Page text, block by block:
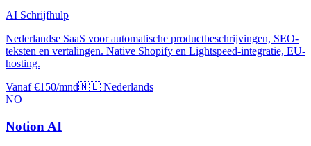
AI Schrijfhulp
Nederlandse SaaS voor automatische productbeschrijvingen, SEO-
teksten en vertalingen. Native Shopify en Lightspeed-integratie, EU-
hosting.
Vanaf €150/mnd🇳🇱 Nederlands
NO
Notion AI